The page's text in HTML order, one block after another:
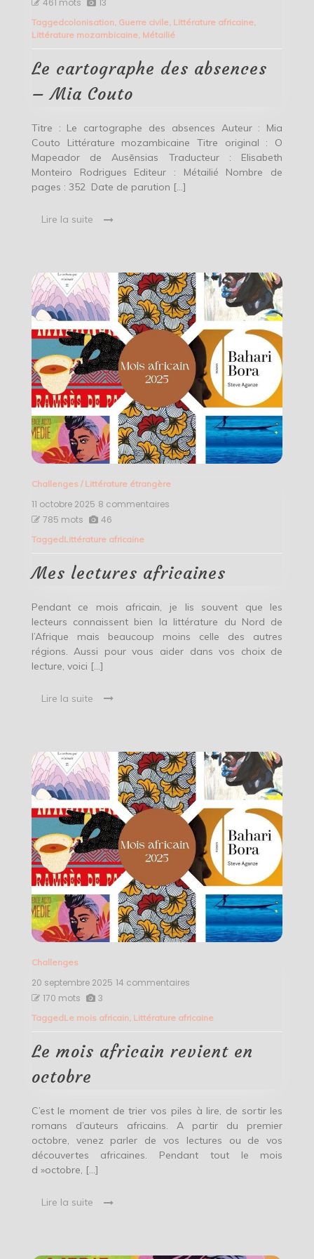
des
absences
Couto
461 mots 13
Taggedcolonisation, Guerre civile, Littérature africaine,
Littérature mozambicaine, Métailié
Le cartographe des absences
– Mia Couto
Titre : Le cartographe des absences Auteur : Mia
Couto Littérature mozambicaine Titre original : O
Mapeador de Ausēnsias Traducteur : Elisabeth
Monteiro Rodrigues Editeur : Métailié Nombre de
pages : 352 Date de parution […]
Lire la suite
Challenges / Littérature étrangère
11 octobre 2025 8 commentaires
785 mots 46
TaggedLittérature africaine
Mes lectures africaines
Pendant ce mois africain, je lis souvent que les
lecteurs connaissent bien la littérature du Nord de
l’Afrique mais beaucoup moins celle des autres
régions. Aussi pour vous aider dans vos choix de
lecture, voici […]
Lire la suite
Challenges
20 septembre 2025 14 commentaires
africain
en
octobre
170 mots 3
TaggedLe mois africain, Littérature africaine
Le mois africain revient en
octobre
C’est le moment de trier vos piles à lire, de sortir les
romans d’auteurs africains. A partir du premier
octobre, venez parler de vos lectures ou de vos
découvertes africaines. Pendant tout le mois
d »octobre, […]
Lire la suite